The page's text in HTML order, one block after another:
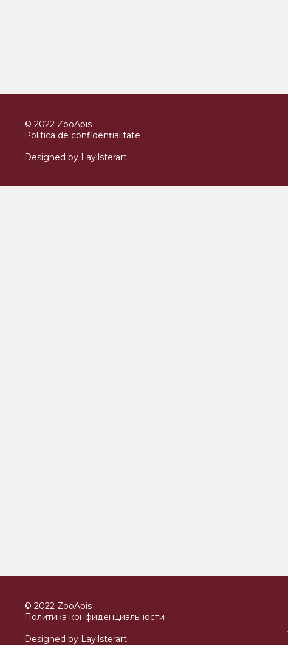
© 2022 ZooApis
Politica de confidențialitate
Designed by Layilsterart
© 2022 ZooApis
Политика конфиденциальности
Designed by Layilsterart